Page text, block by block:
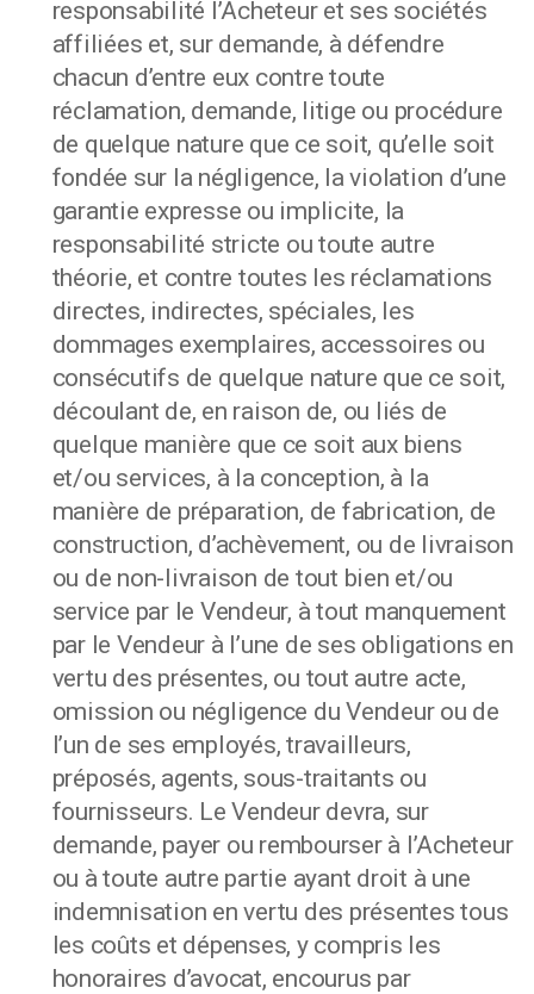
responsabilité l’Acheteur et ses sociétés
affiliées et, sur demande, à défendre
chacun d’entre eux contre toute
réclamation, demande, litige ou procédure
de quelque nature que ce soit, qu’elle soit
fondée sur la négligence, la violation d’une
garantie expresse ou implicite, la
responsabilité stricte ou toute autre
théorie, et contre toutes les réclamations
directes, indirectes, spéciales, les
dommages exemplaires, accessoires ou
consécutifs de quelque nature que ce soit,
découlant de, en raison de, ou liés de
quelque manière que ce soit aux biens
et/ou services, à la conception, à la
manière de préparation, de fabrication, de
construction, d’achèvement, ou de livraison
ou de non-livraison de tout bien et/ou
service par le Vendeur, à tout manquement
par le Vendeur à l’une de ses obligations en
vertu des présentes, ou tout autre acte,
omission ou négligence du Vendeur ou de
l’un de ses employés, travailleurs,
préposés, agents, sous-traitants ou
fournisseurs. Le Vendeur devra, sur
demande, payer ou rembourser à l’Acheteur
ou à toute autre partie ayant droit à une
indemnisation en vertu des présentes tous
les coûts et dépenses, y compris les
honoraires d’avocat, encourus par